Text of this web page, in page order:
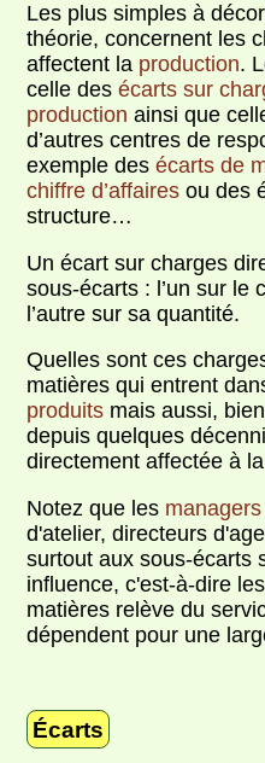
Les plus simples à
théorie, concernent les
affectent la production.
celle desécarts sur
production ainsi que
d’autres centres de
exemple desécarts de
chiffre d’affaires ou des
structure…
Un écart sur charges
sous-écarts : l’un sur le
l’autre sur sa quantité.
Quelles sont ces
matières qui entrent
produits mais aussi,
depuis quelques
directement affectée à
Notez que les managers
d'atelier, directeurs
surtout aux sous-écarts
influence, c'est-à-dire
matières relève du
dépendent pour une
Écarts